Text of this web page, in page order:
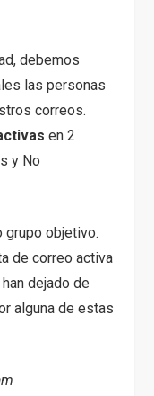
debemos
las personas
correos.
en 2
y No
grupo objetivo.
de correo activa
dejado de
alguna de estas